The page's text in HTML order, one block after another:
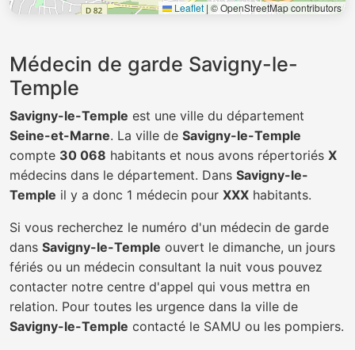
Leaflet | © OpenStreetMap contributors
Médecin de garde Savigny-le-
Temple
Savigny-le-Temple est une ville du département
Seine-et-Marne. La ville de Savigny-le-Temple
compte 30 068 habitants et nous avons répertoriés X
médecins dans le département. Dans Savigny-le-
Temple il y a donc 1 médecin pour XXX habitants.
Si vous recherchez le numéro d'un médecin de garde
dans Savigny-le-Temple ouvert le dimanche, un jours
fériés ou un médecin consultant la nuit vous pouvez
contacter notre centre d'appel qui vous mettra en
relation. Pour toutes les urgence dans la ville de
Savigny-le-Temple contacté le SAMU ou les pompiers.